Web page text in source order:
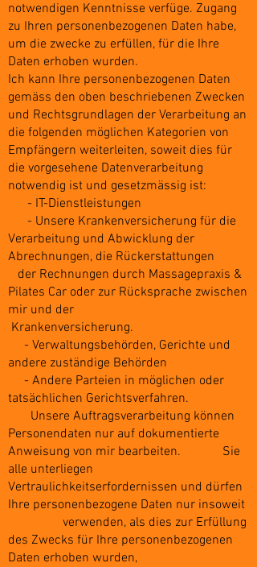
notwendigen Kenntnisse verfüge. Zugang
zu Ihren personenbezogenen Daten habe,
um die zwecke zu erfüllen, für die Ihre
Daten erhoben wurden.
Ich kann Ihre personenbezogenen Daten
gemäss den oben beschriebenen Zwecken
und Rechtsgrundlagen der Verarbeitung an
die folgenden möglichen Kategorien von
Empfängern weiterleiten, soweit dies für
die vorgesehene Datenverarbeitung
notwendig ist und gesetzmässig ist:
- IT-Dienstleistungen
- Unsere Krankenversicherung für die
Verarbeitung und Abwicklung der
Abrechnungen, die Rückerstattungen
der Rechnungen durch Massagepraxis &
Pilates Car oder zur Rücksprache zwischen
mir und der
Krankenversicherung.
- Verwaltungsbehörden, Gerichte und
andere zuständige Behörden
- Andere Parteien in möglichen oder
tatsächlichen Gerichtsverfahren.
Unsere Auftragsverarbeitung können
Personendaten nur auf dokumentierte
Anweisung von mir bearbeiten. Sie
alle unterliegen
Vertraulichkeitserfordernissen und dürfen
Ihre personenbezogene Daten nur insoweit
verwenden, als dies zur Erfüllung
des Zwecks für Ihre personenbezogenen
Daten erhoben wurden,